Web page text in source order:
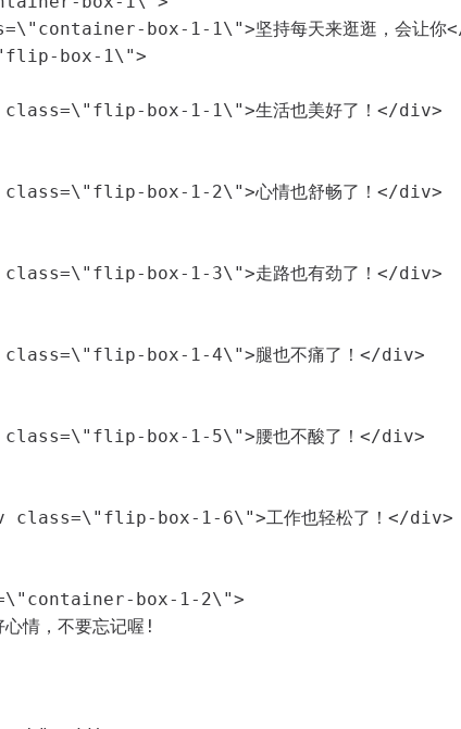
box-1-1\">坚持每天来逛逛，会让你
box-1\">
box-1-1\">生活也美好了！</div>
box-1-2\">心情也舒畅了！</div>
box-1-3\">走路也有劲了！</div>
box-1-4\">腿也不痛了！</div>
box-1-5\">腰也不酸了！</div>
box-1-6\">工作也轻松了！</div>
box-1-2\">
情，不要忘记喔!